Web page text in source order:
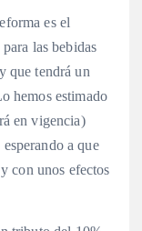
es el
las bebidas
que tendrá un
hemos estimado
en vigencia)
a que
con unos efectos